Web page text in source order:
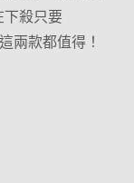
下殺只要
兩款都值得！